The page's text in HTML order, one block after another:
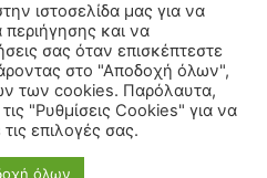
Διεθνή Κοινωνία
Αφιερώματα
ιστοσελίδα μας για να
περιήγησης και να
σας όταν επισκέπτεστε
στο "Αποδοχή όλων",
των cookies. Παρόλαυτα,
"Ρυθμίσεις Cookies" για να
επιλογές σας.
όλων